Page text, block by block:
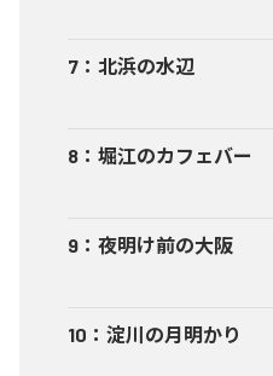
7 ： 北浜の水辺
8 ： 堀江のカフェバー
9 ： 夜明け前の大阪
10 ： 淀川の月明かり